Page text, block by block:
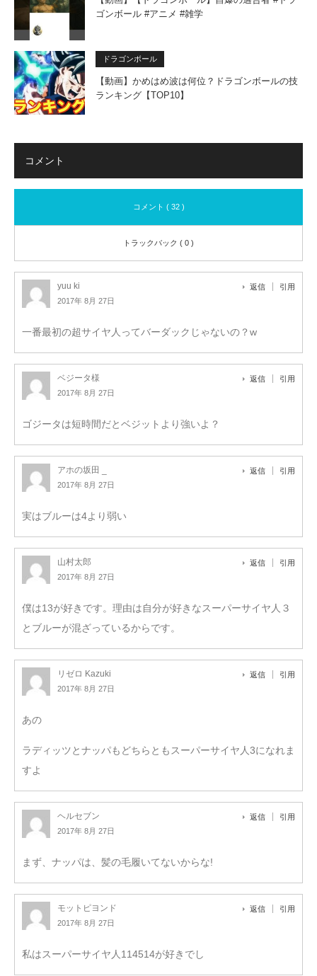
ゴンボール #アニメ #雑学
ドラゴンボール
【動画】かめはめ波は何位？ドラゴンボールの技
ランキング【TOP10】
コメント
コメント ( 32 )
トラックバック ( 0 )
yuu ki
2017年 8月 27日
返信 引用
一番最初の超サイヤ人ってバーダックじゃないの？w
ベジータ様
2017年 8月 27日
返信 引用
ゴジータは短時間だとベジットより強いよ？
アホの坂田 _
2017年 8月 27日
返信 引用
実はブルーは4より弱い
山村太郎
2017年 8月 27日
返信 引用
僕は13が好きです。理由は自分が好きなスーパーサイヤ人３
とブルーが混ざっているからです。
リゼロ Kazuki
2017年 8月 27日
返信 引用
あの
ラディッツとナッパもどちらともスーパーサイヤ人3になれま
すよ
ヘルセブン
2017年 8月 27日
返信 引用
まず、ナッパは、髪の毛履いてないからな!
モットピヨンド
2017年 8月 27日
返信 引用
私はスーパーサイヤ人114514が好きでし